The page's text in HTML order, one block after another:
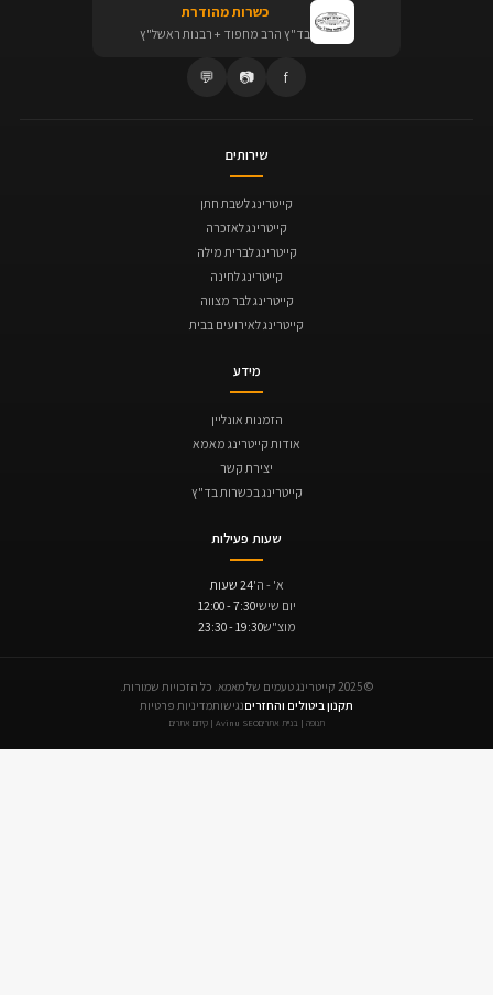
כשרות מהודרת
בד"ץ הרב מחפוד + רבנות ראשל"ץ
f
📷
💬
שירותים
קייטרינג לשבת חתן
קייטרינג לאזכרה
קייטרינג לברית מילה
קייטרינג לחינה
קייטרינג לבר מצווה
קייטרינג לאירועים בבית
מידע
הזמנות אונליין
אודות קייטרינג מאמא
יצירת קשר
קייטרינג בכשרות בד"ץ
שעות פעילות
א' - ה'24 שעות
יום שישי7:30 - 12:00
מוצ"ש19:30 - 23:30
© 2025 קייטרינג טעמים של מאמא. כל הזכויות שמורות.
תקנון ביטולים והחזריםנגישותמדיניות פרטיות
תנופה | בניית אתריםAvinu SEO | קידום אתרים